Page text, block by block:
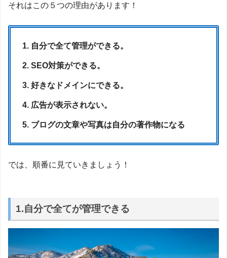
それはこの５つの理由があります！
自分で全て管理ができる。
SEO対策ができる。
好きなドメインにできる。
広告が表示されない。
ブログの文章や写真は自分の著作物になる
では、順番に見ていきましょう！
1.自分で全てが管理できる